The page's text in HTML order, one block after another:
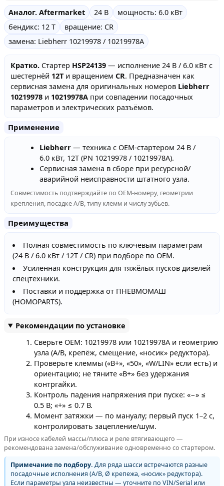
Аналог. Aftermarket
24 В
мощность: 6.0 кВт
бендикс: 12 T
вращение: CR
замена: Liebherr 10219978 / 10219978A
Кратко. Стартер HSP24139 — исполнение 24 В / 6.0 кВт с
шестернёй 12Tи вращением CR. Предназначен как
сервисная замена для оригинальных номеров Liebherr
10219978 и 10219978A при совпадении посадочных
параметров и электрических разъёмов.
Применение
Liebherr — техника с OEM-стартером 24 В /
6.0 кВт, 12T (PN 10219978 / 10219978A).
Сервисная замена в сборе при ресурсной/
аварийной неисправности штатного узла.
Совместимость подтверждайте по OEM-номеру, геометрии
крепления, посадке A/B, типу клемм и числу зубьев.
Преимущества
Полная совместимость по ключевым параметрам
(24 В / 6.0 кВт / 12T / CR) при подборе по OEM.
Усиленная конструкция для тяжёлых пусков дизелей
спецтехники.
Поставки и поддержка от ПНЕВМОМАШ
(HOMOPARTS).
Рекомендации по установке
Сверьте OEM: 10219978 или 10219978A и геометрию
узла (A/B, крепёж, смещение, «носик» редуктора).
Проверьте клеммы («B+», «50», «W/LIN» если есть) и
ориентацию; не тяните «B+» без удержания
контргайки.
Контроль падения напряжения при пуске: «−» ≤
0.5 В; «+» ≤ 0.7 В.
Момент затяжки — по мануалу; первый пуск 1–2 с,
контролировать зацепление/шум.
При износе кабелей массы/плюса и реле втягивающего —
рекомендована замена/обслуживание одновременно со стартером.
Примечание по подбору. Для ряда шасси встречаются разные
посадочные исполнения (A/B, Ø крепежа, «носик» редуктора).
Если параметры узла неизвестны — уточните по VIN/Serial или